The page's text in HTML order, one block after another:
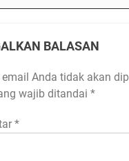
BALASAN
Anda tidak akan
wajib ditandai *
*